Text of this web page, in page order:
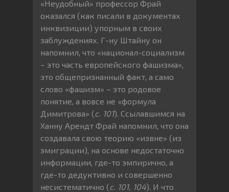
«Неудобный» профессор Фрай
оказался (как писали в документах
инквизиции) упорным в своих
заблуждениях. Г-ну Штайну он
напомнил, что «национал-социализм
– это часть европейского фашизма»,
это общепризнанный факт, а само
слово «фашизм» – это родовое
понятие, а вовсе не «формула
Димитрова» (с. 101). Ссылавшимся на
Ханну Арендт Фрай напомнил, что она
создавала свою теорию «извне» (из
эмиграции), на основе недостаточно
информации, где-то эмпирично, а
где-то дедуктивно и совершенно
несистематично (с. 101, 104). И что